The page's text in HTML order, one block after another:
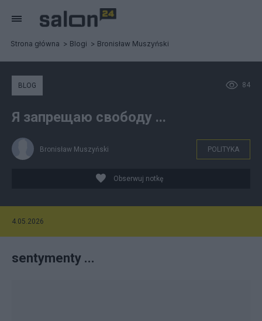
Strona główna Blogi Bronisław Muszyński
84
BLOG
Я запрещаю свободу ...
Bronisław Muszyński POLITYKA
Obserwuj notkę
4.05.2026
sentymenty ...